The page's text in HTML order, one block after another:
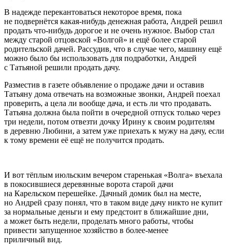
В надежде перекантоваться некоторое время, пока
не подвернётся какая-нибудь денежная работа, Андрей решил
продать что-нибудь дорогое и не очень нужное. Выбор стал
между старой отцовской «Волгой» и ещё более старой
родительской дачей. Рассудив, что в случае чего, машину ещё
можно было бы использовать для подработки, Андрей
с Татьяной решили продать дачу.
Разместив в газете объявление о продаже дачи и оставив
Татьяну дома отвечать на возможные звонки, Андрей поехал
проверить, а цела ли вообще дача, и есть ли что продавать.
Татьяна должна была пойти в очередной отпуск только через
три недели, потом отвезти дочку Ирину к своим родителям
в деревню Любини, а затем уже приехать к мужу на дачу, если
к тому времени её ещё не получится продать.
И вот тёплым июльским вечером старенькая «Волга» въехала
в покосившиеся деревянные ворота старой дачи
на Карельском перешейке. Дачный домик был на месте,
но Андрей сразу понял, что в таком виде дачу никто не купит
за нормальные деньги и ему предстоит в ближайшие дни,
а может быть недели, проделать много работы, чтобы
привести запущенное хозяйство в более-менее
приличный вид.